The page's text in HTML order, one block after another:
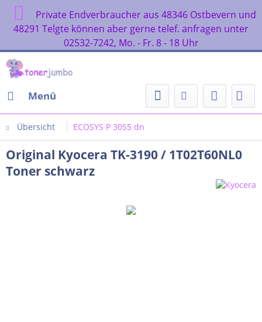
Private Endverbraucher aus 48346 Ostbevern und
48291 Telgte können aber gerne telef. anfragen unter
02532-7242, Mo. - Fr. 8 - 18 Uhr
Menü
Übersicht ECOSYS P 3055 dn
Original Kyocera TK-3190 / 1T02T60NL0
Toner schwarz